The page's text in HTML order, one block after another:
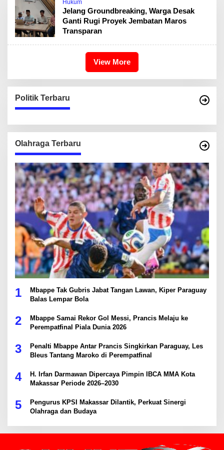
Hukum
Jelang Groundbreaking, Warga Desak
Ganti Rugi Proyek Jembatan Maros
Transparan
View More
Politik Terbaru
Olahraga Terbaru
1
Mbappe Tak Gubris Jabat Tangan Lawan, Kiper Paraguay
Balas Lempar Bola
2
Mbappe Samai Rekor Gol Messi, Prancis Melaju ke
Perempatfinal Piala Dunia 2026
3
Penalti Mbappe Antar Prancis Singkirkan Paraguay, Les
Bleus Tantang Maroko di Perempatfinal
4
H. Irfan Darmawan Dipercaya Pimpin IBCA MMA Kota
Makassar Periode 2026–2030
5
Pengurus KPSI Makassar Dilantik, Perkuat Sinergi
Olahraga dan Budaya